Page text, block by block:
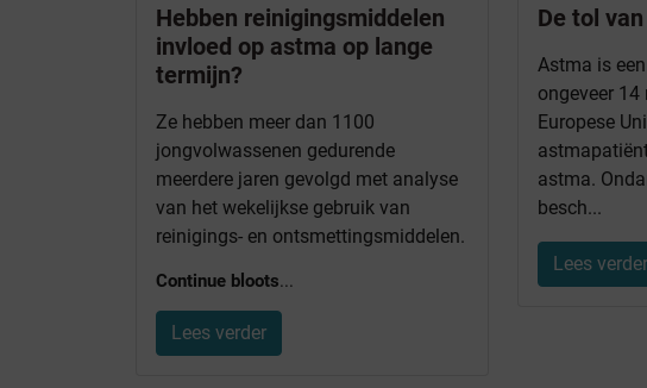
Hebben reinigingsmiddelen
invloed op astma op lange
termijn?
Ze hebben meer dan 1100
jongvolwassenen gedurende
meerdere jaren gevolgd met analyse
van het wekelijkse gebruik van
reinigings- en ontsmettingsmiddelen.
Continue bloots...
Lees verder
De tol
Astma is
ongeveer
Europese
astma.
besch...
Lees verder